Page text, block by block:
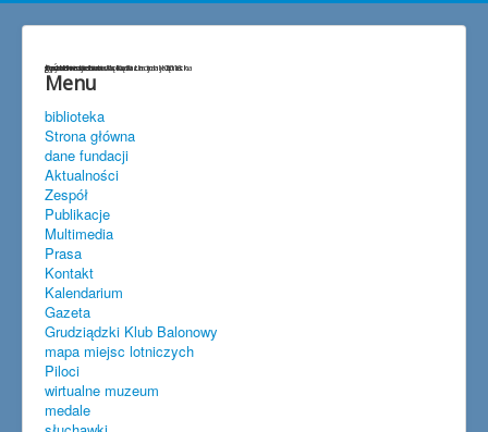
życzenia
Przedwojenna lokalizacja lotniska
gen.Hermaszewski w Lisich Kątach
szybownictwo
baloniarstwo
goście w Lisich Kątach
Spitfire w Lisich Kątach maj 2018
Menu
biblioteka
Strona główna
dane fundacji
Aktualności
Zespół
Publikacje
Multimedia
Prasa
Kontakt
Kalendarium
Gazeta
Grudziądzki Klub Balonowy
mapa miejsc lotniczych
Piloci
wirtualne muzeum
medale